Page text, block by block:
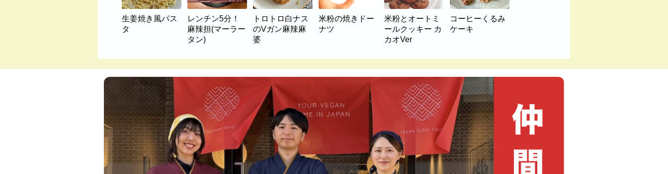
生姜焼き風パス
タ
レンチン5分！
麻辣担(マーラー
タン)
トロトロ白ナス
のVガン麻辣麻
婆
米粉の焼きドー
ナツ
米粉とオートミ
ールクッキー カ
カオVer
コーヒーくるみ
ケーキ